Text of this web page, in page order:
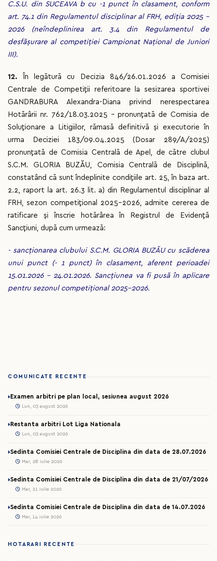
C.S.U. din SUCEAVA b cu -1 punct în clasament, conform
art. 74.1 din Regulamentul disciplinar al FRH, ediția 2025 –
2026 (neîndeplinirea art. 3.4 din Regulamentul de
desfășurare al competiției Campionat Național de Juniori
III).
12.
În legătură cu Decizia 846/26.01.2026 a Comisiei
Centrale de Competiții referitoare la sesizarea sportivei
GANDRABURA Alexandra-Diana privind nerespectarea
Hotărârii nr. 762/18.03.2025 – pronunțată de Comisia de
Soluționare a Litigiilor, rămasă definitivă și executorie în
urma Deciziei 183/09.04.2025 (Dosar 289/A/2025)
pronunțată de Comisia Centrală de Apel, de către clubul
S.C.M. GLORIA BUZĂU, Comisia Centrală de Disciplină,
constatând că sunt îndeplinite condițiile art. 25, în baza art.
2.2, raport la art. 26.3 lit. a) din Regulamentul disciplinar al
FRH, sezon competițional 2025-2026, admite cererea de
ratificare și înscrie hotărârea în Registrul de Evidență
Sancțiuni, după cum urmează:
- sancționarea clubului S.C.M. GLORIA BUZĂU cu scăderea
unui punct (- 1 punct) în clasament, aferent perioadei
15.01.2026 - 24.01.2026. Sancțiunea va fi pusă în aplicare
pentru sezonul competițional 2025-2026.
COMUNICATE RECENTE
Examen arbitri pe plan local, sesiunea august 2026
Lun, 03 august 2026
Restanta arbitri Lot Liga Nationala
Lun, 03 august 2026
Sedinta Comisiei Centrale de Disciplina din data de 28.07.2026
Mar, 28 iulie 2026
Sedinta Comisiei Centrale de Disciplina din data de 21/07/2026
Mar, 21 iulie 2026
Sedinta Comisiei Centrale de Disciplina din data de 14.07.2026
Mar, 14 iulie 2026
HOTARARI RECENTE